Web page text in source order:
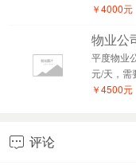
￥4000元
物业公
平度物业
元/天，需
￥4500元
 评论